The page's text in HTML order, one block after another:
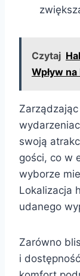
Czytaj
Wpływ
swoją
gości, co w
wyborze
Lokalizacja
udanego
Zarówno
i